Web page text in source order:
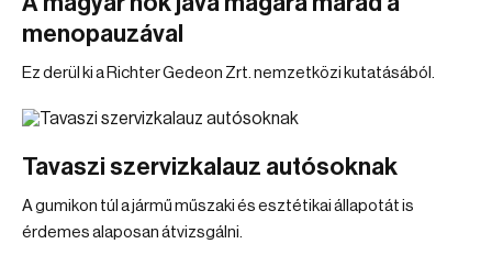
menopauzával
Ez derül ki a Richter Gedeon Zrt. nemzetközi kutatásából.
Tavaszi szervizkalauz autósoknak
A gumikon túl a jármű műszaki és esztétikai állapotát is
érdemes alaposan átvizsgálni.